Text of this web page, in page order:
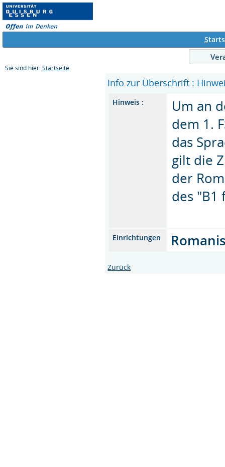
S
Sie sind hier: Startseite
Info zur Überschrift :
Hinweis :
Um an
dem 1.
das
gilt die
der
des "B1
Einrichtungen
Zurück